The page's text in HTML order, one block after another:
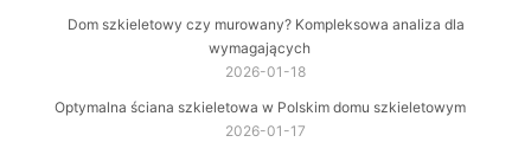
Dom szkieletowy czy murowany? Kompleksowa analiza dla
wymagających
2026-01-18
Optymalna ściana szkieletowa w Polskim domu szkieletowym
2026-01-17